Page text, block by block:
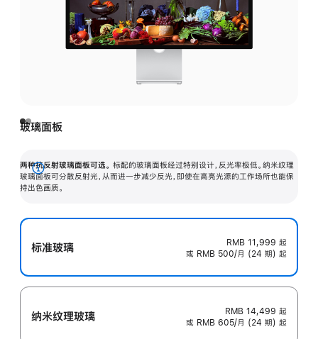
玻璃面板
两种抗反射玻璃面板可选。 标配的玻璃面板经过特别设计，反光率极低。纳米纹理
玻璃面板可分散反射光，从而进一步减少反光，即使在高亮光源的工作场所也能保
持出色画质。
展
开
标准玻璃 RMB 11,999 起
或 RMB 500/月 (24 期) 起
纳米纹理玻璃 RMB 14,499 起
或 RMB 605/月 (24 期) 起